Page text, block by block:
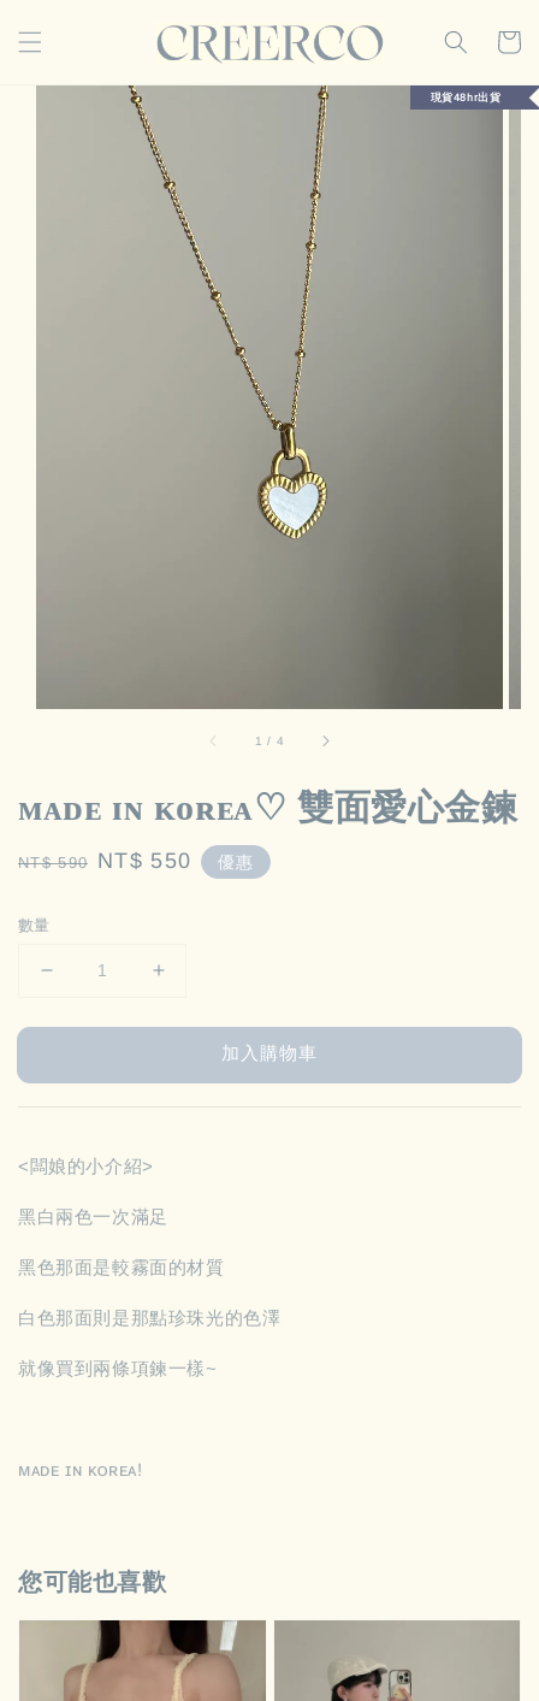
1 / 4
現貨48hr出貨
ᴍᴀᴅᴇ ɪɴ ᴋᴏʀᴇᴀ‪♡ 雙面愛心金鍊
Regular
NT$ 590 Sale
NT$ 550 優惠
數量
加入購物車
<闆娘的小介紹>
黑白兩色一次滿足
黑色那面是較霧面的材質
白色那面則是那點珍珠光的色澤
就像買到兩條項鍊一樣~
ᴍᴀᴅᴇ ɪɴ ᴋᴏʀᴇᴀ!
您可能也喜歡